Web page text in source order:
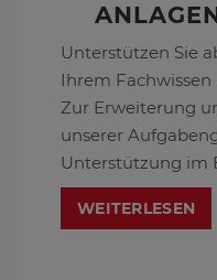
Unterstützen Sie
Ihrem
Zur Erweiterung
unserer
Unterstützung im
Klimaanlagen und
freuen uns auf
WEITERLESEN